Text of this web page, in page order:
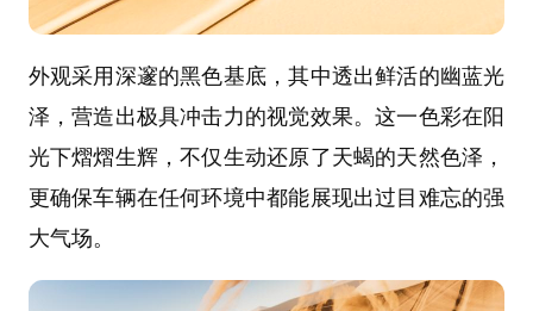
外观采用深邃的黑色基底，其中透出鲜活的幽蓝光
泽，营造出极具冲击力的视觉效果。这一色彩在阳
光下熠熠生辉，不仅生动还原了天蝎的天然色泽，
更确保车辆在任何环境中都能展现出过目难忘的强
大气场。